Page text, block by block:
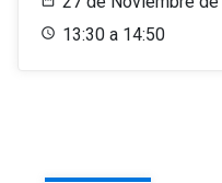
13:30 a 14:50